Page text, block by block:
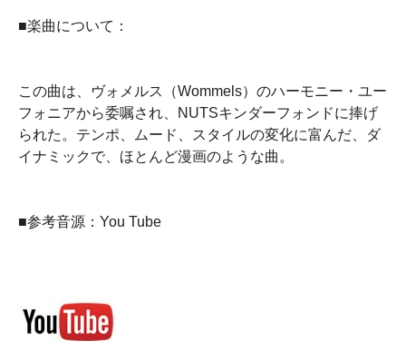
■楽曲について：
この曲は、ヴォメルス（Wommels）のハーモニー・ユー
フォニアから委嘱され、NUTSキンダーフォンドに捧げ
られた。テンポ、ムード、スタイルの変化に富んだ、ダ
イナミックで、ほとんど漫画のような曲。
■参考音源：You Tube